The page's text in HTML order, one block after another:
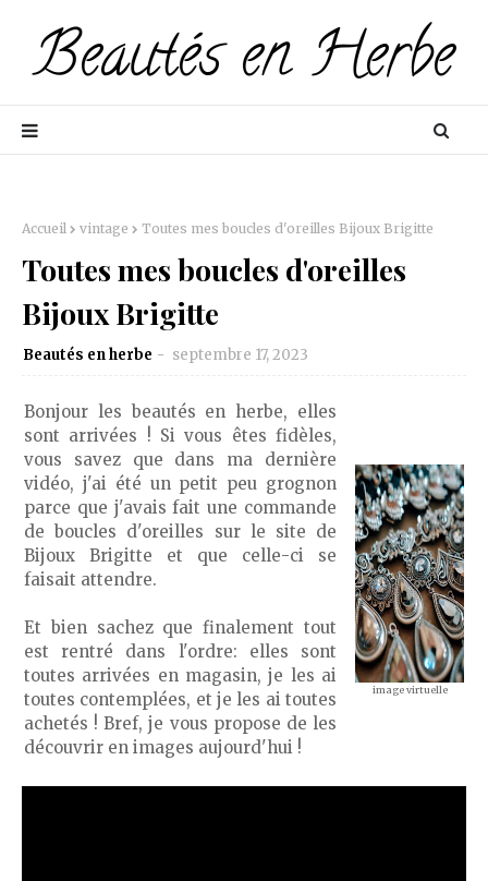
Accueil vintage Toutes mes boucles d'oreilles Bijoux Brigitte
Toutes mes boucles d'oreilles
Bijoux Brigitte
Beautés en herbe septembre 17, 2023
Bonjour les beautés en herbe, elles
sont arrivées ! Si vous êtes fidèles,
vous savez que dans ma dernière
vidéo, j'ai été un petit peu grognon
parce que j'avais fait une commande
de boucles d'oreilles sur le site de
Bijoux Brigitte et que celle-ci se
faisait attendre.
Et bien sachez que finalement tout
est rentré dans l'ordre: elles sont
toutes arrivées en magasin, je les ai
toutes contemplées, et je les ai toutes
achetés ! Bref, je vous propose de les
découvrir en images aujourd'hui !
image virtuelle